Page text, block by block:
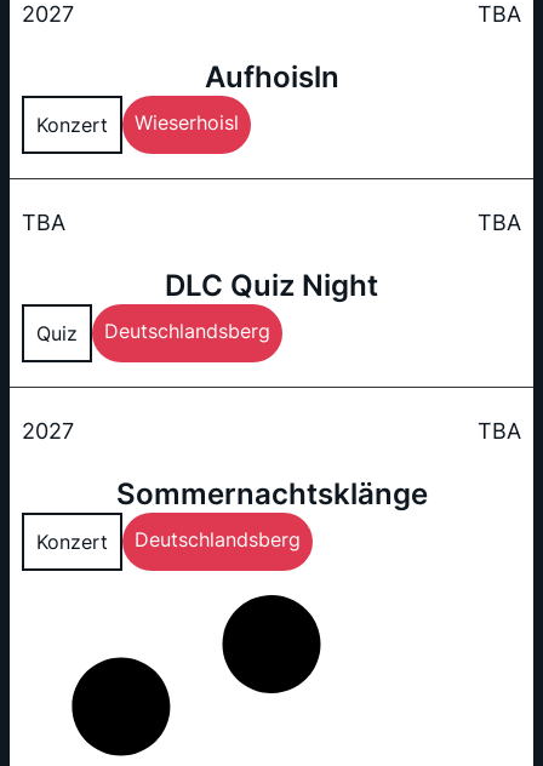
2027
Aufhoisln
Konzert Wieserhoisl
TBA
TBA
DLC Quiz Night
Quiz Deutschlandsberg
TBA
2027
Sommernachtsklänge
Konzert Deutschlandsberg
TBA